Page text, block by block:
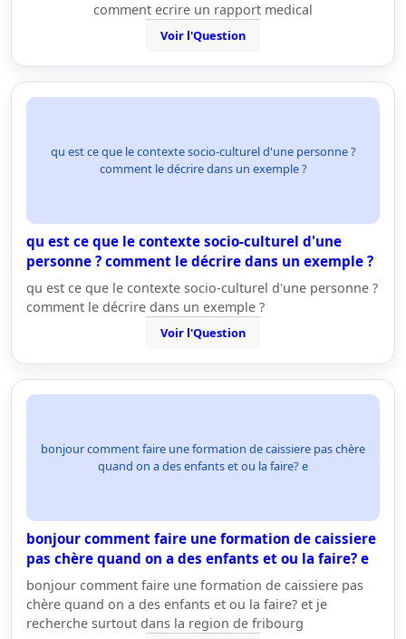
comment ecrire un rapport medical
Voir l'Question
qu est ce que le contexte socio-culturel d'une personne ?
comment le décrire dans un exemple ?
qu est ce que le contexte socio-culturel d'une
personne ? comment le décrire dans un exemple ?
qu est ce que le contexte socio-culturel d'une personne ?
comment le décrire dans un exemple ?
Voir l'Question
bonjour comment faire une formation de caissiere pas chère
quand on a des enfants et ou la faire? e
bonjour comment faire une formation de caissiere
pas chère quand on a des enfants et ou la faire? e
bonjour comment faire une formation de caissiere pas
chère quand on a des enfants et ou la faire? et je
recherche surtout dans la region de fribourg